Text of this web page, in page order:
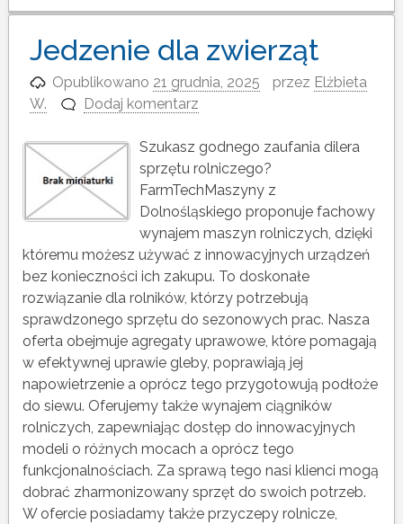
Jedzenie dla zwierząt
Opublikowano 21 grudnia, 2025 przez Elżbieta
W.
Dodaj komentarz
Szukasz godnego zaufania dilera
sprzętu rolniczego?
FarmTechMaszyny z
Dolnośląskiego proponuje fachowy
wynajem maszyn rolniczych, dzięki
któremu możesz używać z innowacyjnych urządzeń
bez konieczności ich zakupu. To doskonałe
rozwiązanie dla rolników, którzy potrzebują
sprawdzonego sprzętu do sezonowych prac. Nasza
oferta obejmuje agregaty uprawowe, które pomagają
w efektywnej uprawie gleby, poprawiają jej
napowietrzenie a oprócz tego przygotowują podłoże
do siewu. Oferujemy także wynajem ciągników
rolniczych, zapewniając dostęp do innowacyjnych
modeli o różnych mocach a oprócz tego
funkcjonalnościach. Za sprawą tego nasi klienci mogą
dobrać zharmonizowany sprzęt do swoich potrzeb.
W ofercie posiadamy także przyczepy rolnicze,